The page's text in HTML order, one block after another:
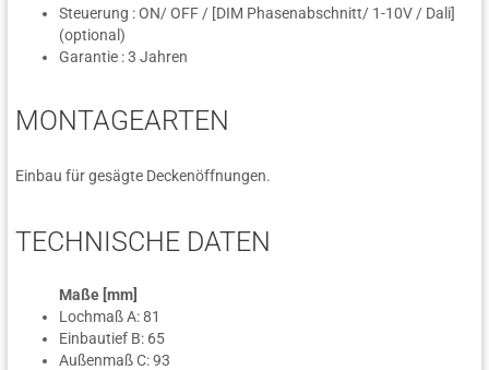
Steuerung : ON/ OFF / [DIM Phasenabschnitt/ 1-10V / Dali]
(optional)
Garantie : 3 Jahren
MONTAGEARTEN
Einbau für gesägte Deckenöffnungen.
TECHNISCHE DATEN
Maße [mm]
Lochmaß A: 81
Einbautief B: 65
Außenmaß C: 93